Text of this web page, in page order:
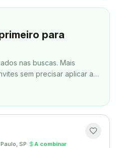
para
nas buscas. Mais
sem precisar aplicar a
SP· A combinar·